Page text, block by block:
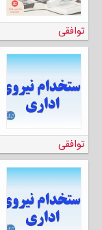
توافقی
توافقی